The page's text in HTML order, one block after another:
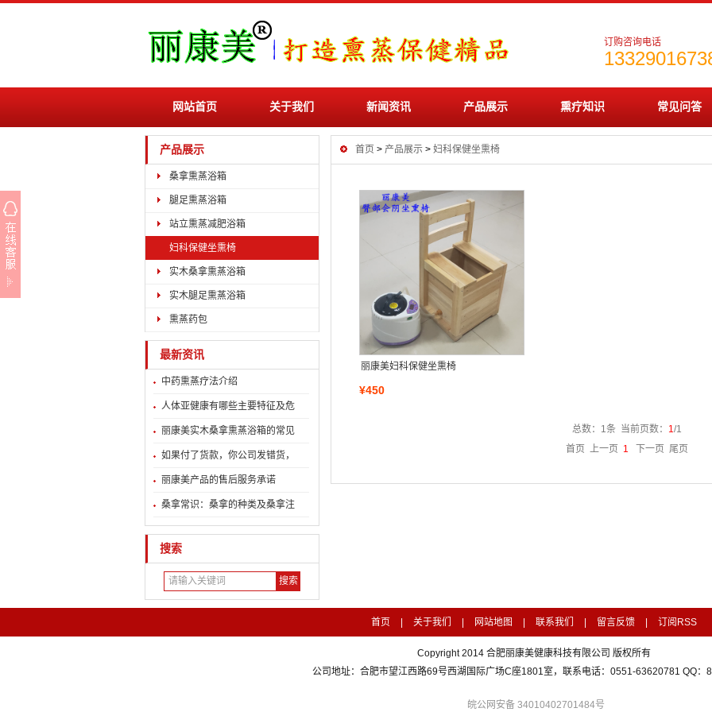
订购咨询电话
网站首页 关于我们 新闻资讯 产品展示 熏疗知识 常见问答
产品展示
桑拿熏蒸浴箱
腿足熏蒸浴箱
站立熏蒸减肥浴箱
妇科保健坐熏椅
实木桑拿熏蒸浴箱
实木腿足熏蒸浴箱
熏蒸药包
最新资讯
中药熏蒸疗法介绍
人体亚健康有哪些主要特征及危
丽康美实木桑拿熏蒸浴箱的常见
如果付了货款，你公司发错货，
丽康美产品的售后服务承诺
桑拿常识：桑拿的种类及桑拿注
搜索
首页 > 产品展示 > 妇科保健坐熏椅
丽康美妇科保健坐熏椅
¥450
总数：1条 当前页数： 1/1
首页 上一页 1 下一页 尾页
首页 关于我们 网站地图 联系我们 留言反馈 订阅RSS
Copyright 2014 合肥丽康美健康科技有限公司 版权所有
公司地址：合肥市望江西路69号西湖国际广场C座1801室，联系电话：0551-63620781 QQ：
皖公网安备 34010402701484号